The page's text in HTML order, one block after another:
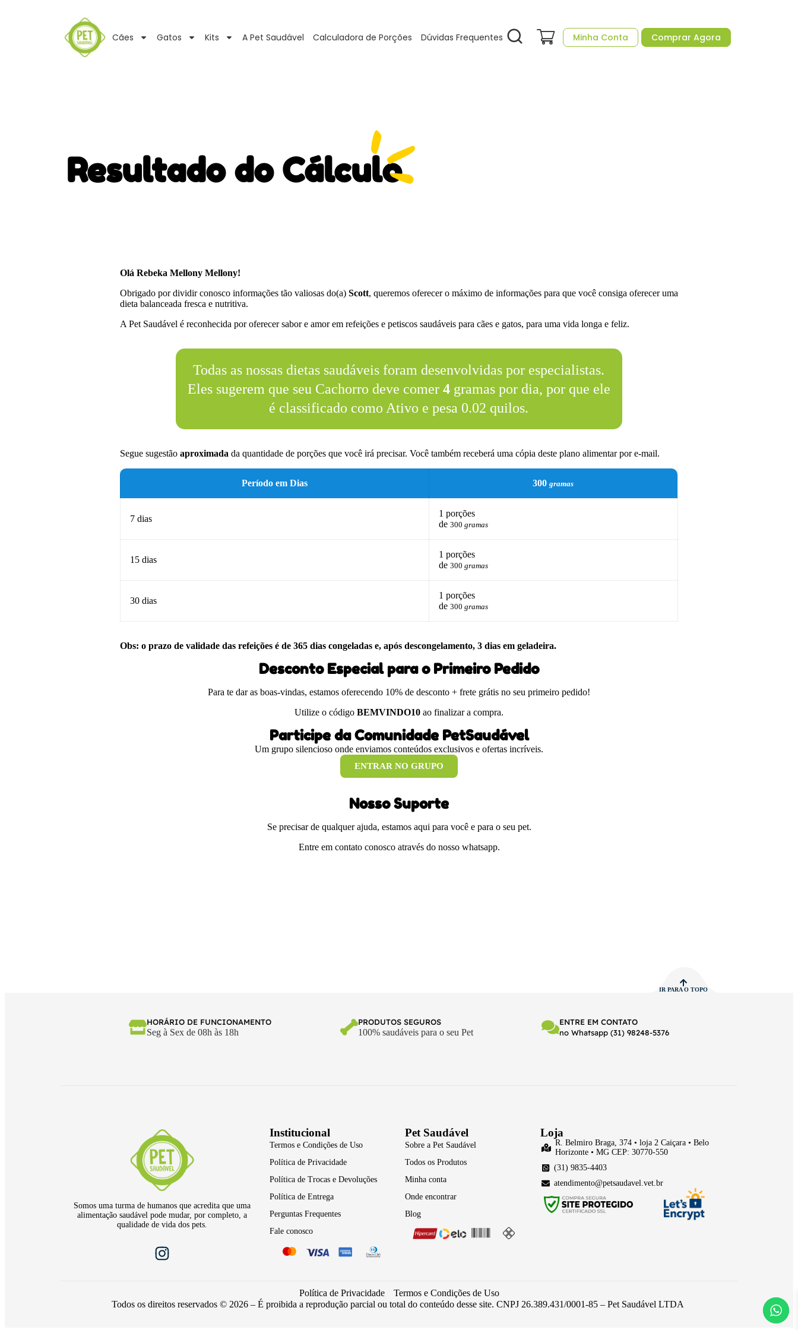
Cães Gatos Kits A Pet Saudável Calculadora de Porções Dúvidas Frequentes Minha Conta Comprar Agora
Resultado do Cálculo
Olá Rebeka Mellony Mellony!
Obrigado por dividir conosco informações tão valiosas do(a) Scott, queremos oferecer o máximo de informações para que você consiga oferecer uma
dieta balanceada fresca e nutritiva.
A Pet Saudável é reconhecida por oferecer sabor e amor em refeições e petiscos saudáveis para cães e gatos, para uma vida longa e feliz.
Todas as nossas dietas saudáveis foram desenvolvidas por especialistas.
Eles sugerem que seu Cachorro deve comer 4gramas por dia, por que ele
é classificado como Ativo e pesa 0.02 quilos.
Segue sugestão aproximada da quantidade de porções que você irá precisar. Você também receberá uma cópia deste plano alimentar por e-mail.
Período em Dias 300gramas
7 dias
1 porções
de 300 gramas
15 dias
1 porções
de 300 gramas
30 dias
1 porções
de 300 gramas
Obs: o prazo de validade das refeições é de 365 dias congeladas e, após descongelamento, 3 dias em geladeira.
Desconto Especial para o Primeiro Pedido
Para te dar as boas-vindas, estamos oferecendo 10% de desconto + frete grátis no seu primeiro pedido!
Utilize o código BEMVINDO10 ao finalizar a compra.
Participe da Comunidade PetSaudável
Um grupo silencioso onde enviamos conteúdos exclusivos e ofertas incríveis.
ENTRAR NO GRUPO
Nosso Suporte
Se precisar de qualquer ajuda, estamos aqui para você e para o seu pet.
Entre em contato conosco através do nosso whatsapp.
IR PARA O TOPO
HORÁRIO DE FUNCIONAMENTO
Seg à Sex de 08h às 18h
PRODUTOS SEGUROS
100% saudáveis para o seu Pet
ENTRE EM CONTATO
no Whatsapp (31) 98248-5376
Somos uma turma de humanos que acredita que uma
alimentação saudável pode mudar, por completo, a
qualidade de vida dos pets.
Institucional
Termos e Condições de Uso
Política de Privacidade
Política de Trocas e Devoluções
Política de Entrega
Perguntas Frequentes
Fale conosco
Pet Saudável
Sobre a Pet Saudável
Todos os Produtos
Minha conta
Onde encontrar
Blog
Loja
R. Belmiro Braga, 374 • loja 2 Caiçara • Belo
Horizonte • MG CEP: 30770-550
(31) 9835-4403
atendimento@petsaudavel.vet.br
Política de Privacidade
Termos e Condições de Uso
Todos os direitos reservados © 2026 – É proibida a reprodução parcial ou total do conteúdo desse site. CNPJ 26.389.431/0001-85 – Pet Saudável LTDA